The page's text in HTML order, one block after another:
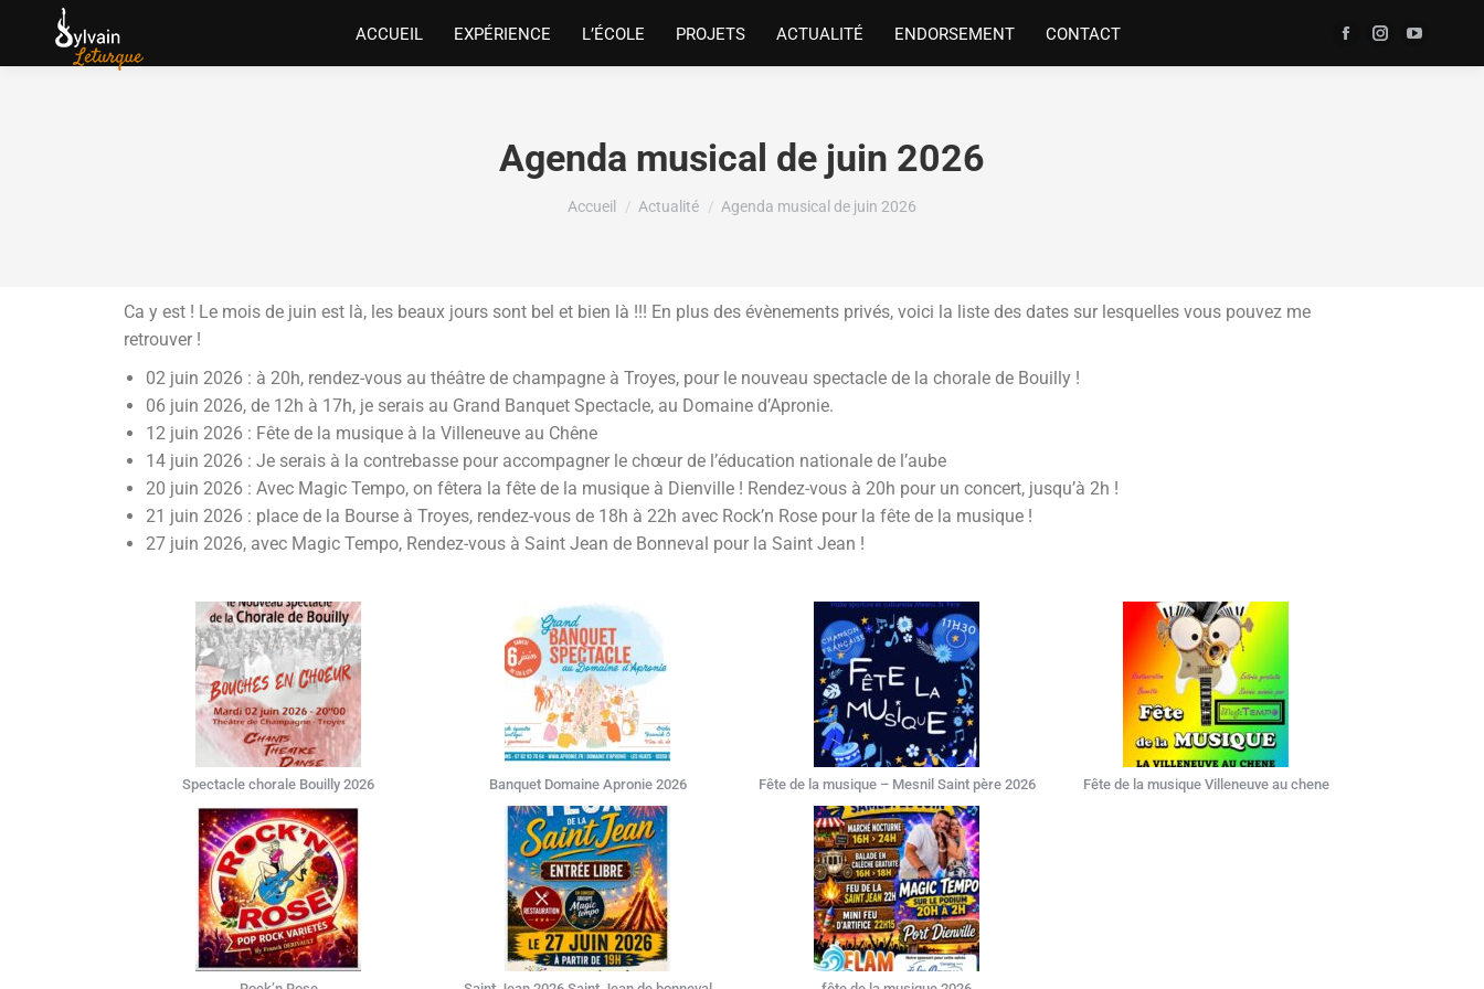
ACCUEIL EXPÉRIENCE L’ÉCOLE PROJETS ACTUALITÉ ENDORSEMENT CONTACT
Agenda musical de juin 2026
Vous êtes ici :
Accueil Actualité Agenda musical de juin 2026
Ca y est ! Le mois de juin est là, les beaux jours sont bel et bien là !!! En plus des évènements privés, voici la liste des dates sur lesquelles vous pouvez me
retrouver !
02 juin 2026 : à 20h, rendez-vous au théâtre de champagne à Troyes, pour le nouveau spectacle de la chorale de Bouilly !
06 juin 2026, de 12h à 17h, je serais au Grand Banquet Spectacle, au Domaine d’Apronie.
12 juin 2026 : Fête de la musique à la Villeneuve au Chêne
14 juin 2026 : Je serais à la contrebasse pour accompagner le chœur de l’éducation nationale de l’aube
20 juin 2026 : Avec Magic Tempo, on fêtera la fête de la musique à Dienville ! Rendez-vous à 20h pour un concert, jusqu’à 2h !
21 juin 2026 : place de la Bourse à Troyes, rendez-vous de 18h à 22h avec Rock’n Rose pour la fête de la musique !
27 juin 2026, avec Magic Tempo, Rendez-vous à Saint Jean de Bonneval pour la Saint Jean !
Spectacle chorale Bouilly 2026 Banquet Domaine Apronie 2026 Fête de la musique – Mesnil Saint père 2026 Fête de la musique Villeneuve au chene